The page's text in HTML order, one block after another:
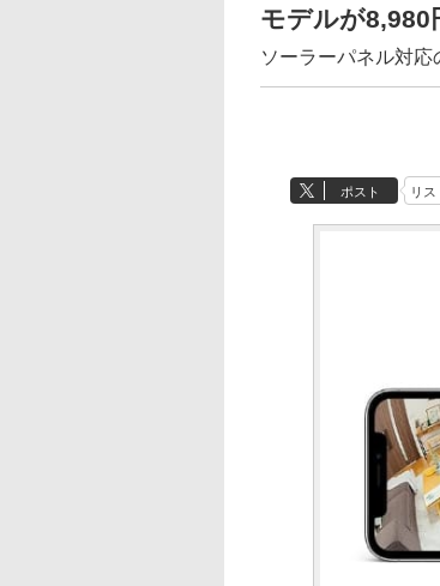
モデルが8,980
ソーラーパネル対応
ポスト リス